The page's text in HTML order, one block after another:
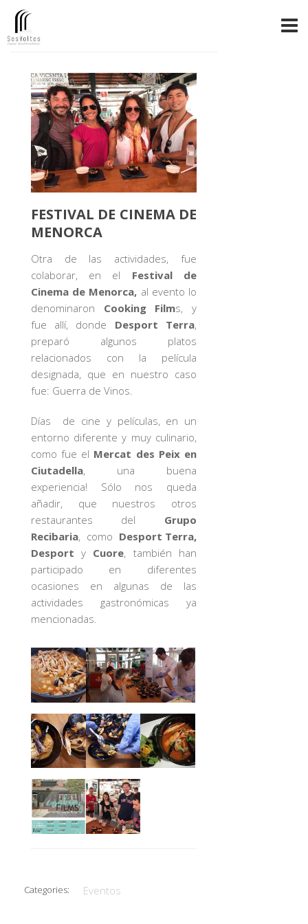
FESTIVAL DE CINEMA DE
MENORCA
Otra de las actividades, fue
colaborar, en el Festival de
Cinema de Menorca, al evento lo
denominaron Cooking Films, y
fue allí, donde Desport Terra,
preparó algunos platos
relacionados con la película
designada, que en nuestro caso
fue: Guerra de Vinos.
Días de cine y películas, en un
entorno diferente y muy culinario,
como fue el Mercat des Peix en
Ciutadella, una buena
experiencia! Sólo nos queda
añadir, que nuestros otros
restaurantes del Grupo
Recibaria, como Desport Terra,
Desport y Cuore, también han
participado en diferentes
ocasiones en algunas de las
actividades gastronómicas ya
mencionadas.
Categories: Eventos